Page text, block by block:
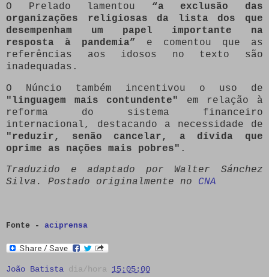
O Prelado lamentou “a exclusão das
organizações religiosas da lista dos que
desempenham um papel importante na
resposta à pandemia”
e comentou que as
referências aos idosos no texto são
inadequadas.
O Núncio também incentivou o uso de
"linguagem mais contundente"
em relação à
reforma do sistema financeiro
internacional, destacando a necessidade de
"reduzir, senão cancelar, a dívida que
oprime as nações mais pobres" .
Traduzido e adaptado por Walter Sánchez
Silva. Postado originalmente no CNA
Fonte - aciprensa
João Batista dia/hora 15:05:00